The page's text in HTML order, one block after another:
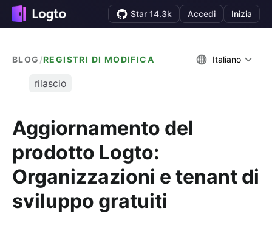
Star 14.3k Accedi Inizia
BLOG /REGISTRI DI MODIFICA Italiano
rilascio
Aggiornamento del
prodotto Logto:
Organizzazioni e tenant di
sviluppo gratuiti